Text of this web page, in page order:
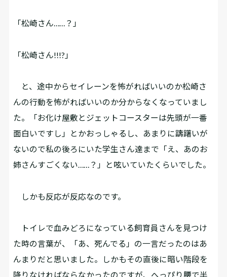
「松崎さん……？」
「松崎さん!!!?」
と、途中からセイレーンを怖がればいいのか松崎さ
んの行動を怖がればいいのか分からなくなっていまし
た。「お化け屋敷とジェットコースターは先頭が一番
面白いですし」とかおっしゃるし、あまりに躊躇いが
ないので私の後ろにいた学生さん達まで「え、あのお
姉さんすごくない……？」と呟いていたくらいでした。
しかも反応が反応なのです。
トイレで血みどろになっている飼育員さんを見つけ
た時の言葉が、「あ、死んでる」の一言だったのはあ
んまりだと思いました。しかもその直後に暗い階段を
降りなければならなかったのですが、へっぴり腰で半